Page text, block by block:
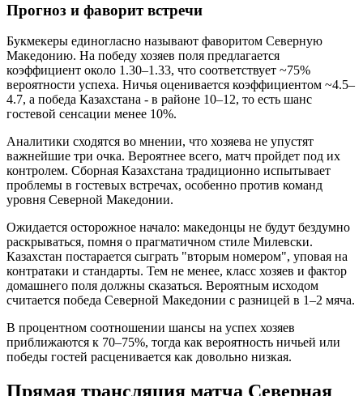
Прогноз и фаворит встречи
Букмекеры единогласно называют фаворитом Северную
Македонию. На победу хозяев поля предлагается
коэффициент около 1.30–1.33, что соответствует ~75%
вероятности успеха. Ничья оценивается коэффициентом ~4.5–
4.7, а победа Казахстана - в районе 10–12, то есть шанс
гостевой сенсации менее 10%.
Аналитики сходятся во мнении, что хозяева не упустят
важнейшие три очка. Вероятнее всего, матч пройдет под их
контролем. Сборная Казахстана традиционно испытывает
проблемы в гостевых встречах, особенно против команд
уровня Северной Македонии.
Ожидается осторожное начало: македонцы не будут бездумно
раскрываться, помня о прагматичном стиле Милевски.
Казахстан постарается сыграть "вторым номером", уповая на
контратаки и стандарты. Тем не менее, класс хозяев и фактор
домашнего поля должны сказаться. Вероятным исходом
считается победа Северной Македонии с разницей в 1–2 мяча.
В процентном соотношении шансы на успех хозяев
приближаются к 70–75%, тогда как вероятность ничьей или
победы гостей расценивается как довольно низкая.
Прямая трансляция матча Северная